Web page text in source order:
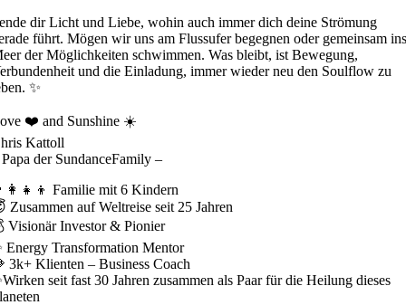
dir Licht und Liebe, wohin auch immer dich deine Strömung
führt. Mögen wir uns am Flussufer begegnen oder gemeinsam
der Möglichkeiten schwimmen. Was bleibt, ist Bewegung,
und die Einladung, immer wieder neu den Soulflow zu
✨
❤️ and Sunshine ☀️
Kattoll
der SundanceFamily –
Familie mit 6 Kindern
Zusammen auf Weltreise seit 25 Jahren
Visionär Investor & Pionier
Energy Transformation Mentor
3k+ Klienten – Business Coach
seit fast 30 Jahren zusammen als Paar für die Heilung dieses